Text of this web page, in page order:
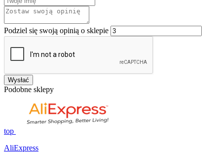
Podziel się swoją opinią o sklepie
Wysłać
Podobne sklepy
top
AliExpress